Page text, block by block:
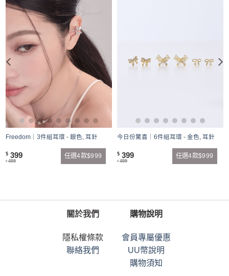
Freedom｜3件組耳環 - 銀色, 耳針
$ 399
$ 499
任選4款$999
今日份驚喜｜6件組耳環 - 金色, 耳針
$ 399
$ 499
任選4款$999
關於我們
隱私權條款
聯絡我們
購物說明
會員專屬優惠
UU幣說明
購物須知